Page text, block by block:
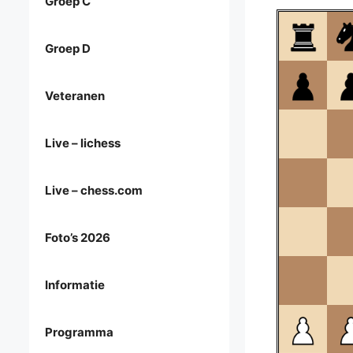
Groep D
Veteranen
Live – lichess
Live – chess.com
Foto’s 2026
Informatie
Programma